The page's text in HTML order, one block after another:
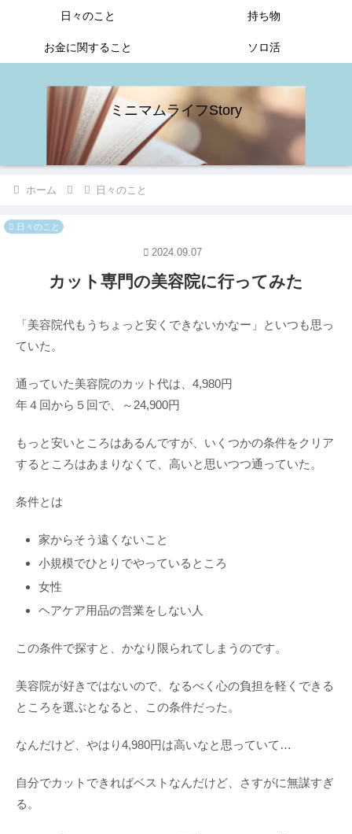
ミニマムライフStory
日々のこと 持ち物
お金に関すること ソロ活
ホーム 日々のこと
日々のこと
カット専門の美容院に行ってみた
2024.09.07
「美容院代もうちょっと安くできないかなー」といつも思っ
ていた。
通っていた美容院のカット代は、4,980円
年４回から５回で、～24,900円
もっと安いところはあるんですが、いくつかの条件をクリア
するところはあまりなくて、高いと思いつつ通っていた。
条件とは
家からそう遠くないこと
小規模でひとりでやっているところ
女性
ヘアケア用品の営業をしない人
この条件で探すと、かなり限られてしまうのです。
美容院が好きではないので、なるべく心の負担を軽くできる
ところを選ぶとなると、この条件だった。
なんだけど、やはり4,980円は高いなと思っていて…
自分でカットできればベストなんだけど、さすがに無謀すぎ
る。